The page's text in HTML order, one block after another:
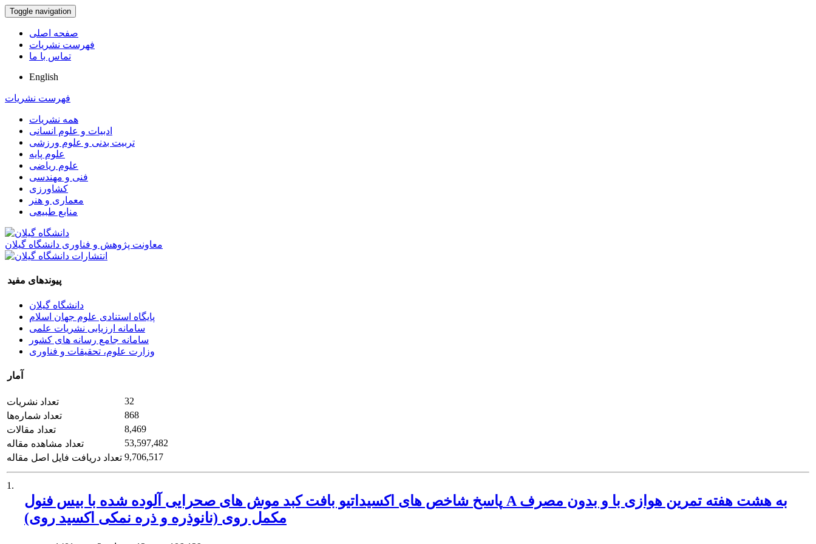
Toggle navigation
صفحه اصلی
فهرست نشریات
تماس با ما
English
فهرست نشریات
همه نشریات
ادبیات و علوم انسانی
تربیت بدنی و علوم ورزشی
علوم پایه
علوم ریاضی
فنی و مهندسی
کشاورزی
معماری و هنر
منابع طبیعی
معاونت پژوهش و فناوری دانشگاه گیلان
پیوندهای مفید
دانشگاه گیلان
پایگاه استنادی علوم جهان اسلام
سامانه ارزیابی نشریات علمی
سامانه جامع رسانه های کشور
وزارت علوم، تحقیقات و فناوری
آمار
تعداد نشریات
32
تعداد شماره‌ها
868
تعداد مقالات
8,469
تعداد مشاهده مقاله
53,597,482
تعداد دریافت فایل اصل مقاله 9,706,517
1.
پاسخ شاخص های اکسیداتیو بافت کبد موش های صحرایی آلوده شده با بیس فنول A به هشت هفته تمرین هوازی با و بدون مصرف
مکمل روی (نانوذره و ذره نمکی اکسید روی)